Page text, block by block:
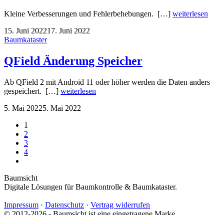
Kleine Verbesserungen und Fehlerbehebungen. […] weiterlesen
15. Juni 202217. Juni 2022
Baumkataster
QField Änderung Speicher
Ab QField 2 mit Android 11 oder höher werden die Daten anders
gespeichert. […] weiterlesen
5. Mai 20225. Mai 2022
1
2
3
4
Baumsicht
Digitale Lösungen für Baumkontrolle & Baumkataster.
Impressum · Datenschutz · Vertrag widerrufen